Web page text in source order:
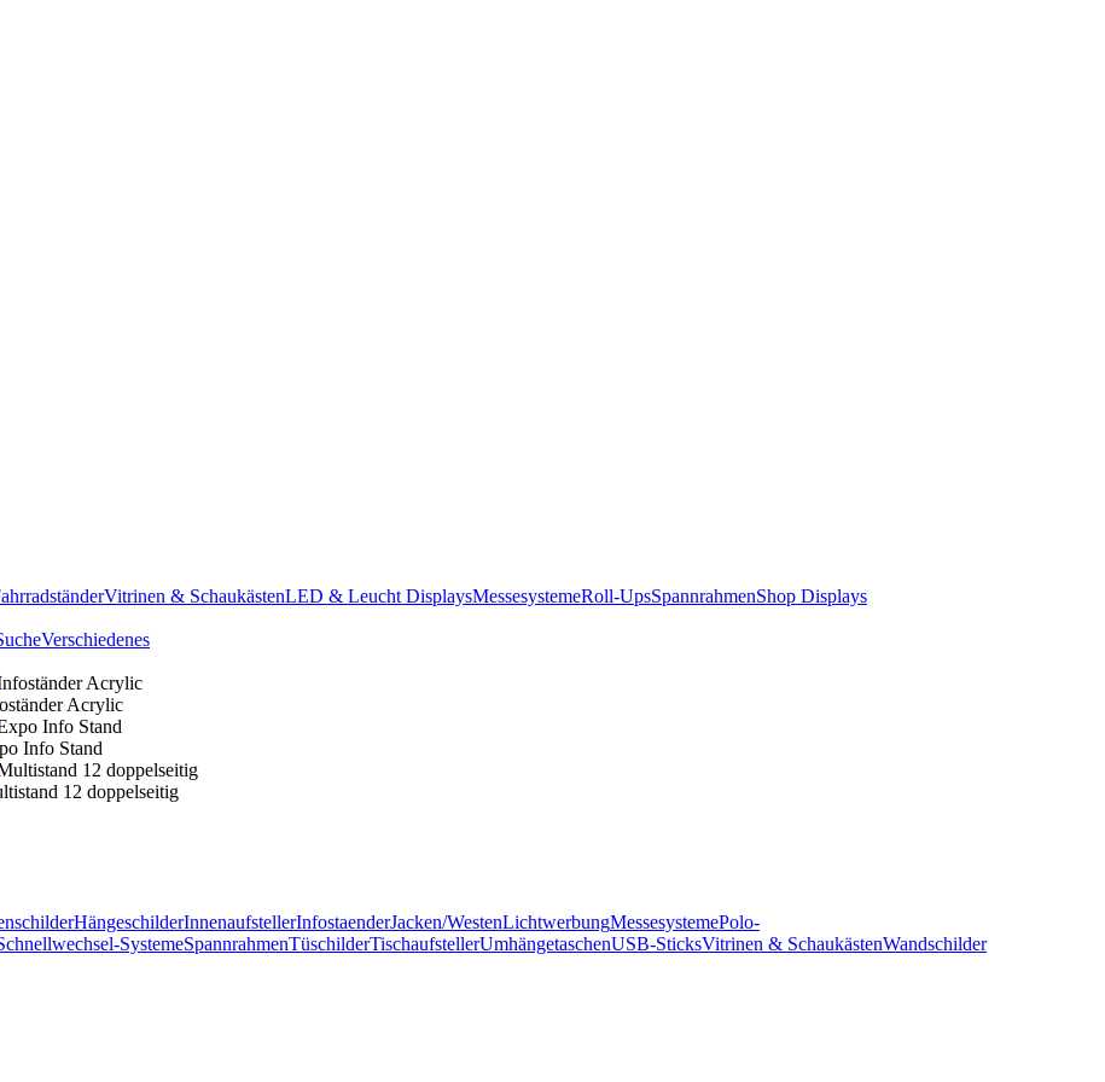
Vitrinen & SchaukästenLED & Leucht DisplaysMessesystemeRoll-UpsSpannrahmenShop Displays
Verschiedenes
Acrylic
Info Stand
12 doppelseitig
HängeschilderInnenaufstellerInfostaenderJacken/WestenLichtwerbungMessesystemePolo-
SystemeSpannrahmenTüschilderTischaufstellerUmhängetaschenUSB-SticksVitrinen & SchaukästenWandschilder